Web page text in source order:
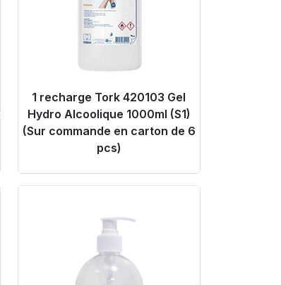
1 recharge Tork 420103 Gel
Hydro Alcoolique 1000ml (S1)
(Sur commande en carton de 6
pcs)